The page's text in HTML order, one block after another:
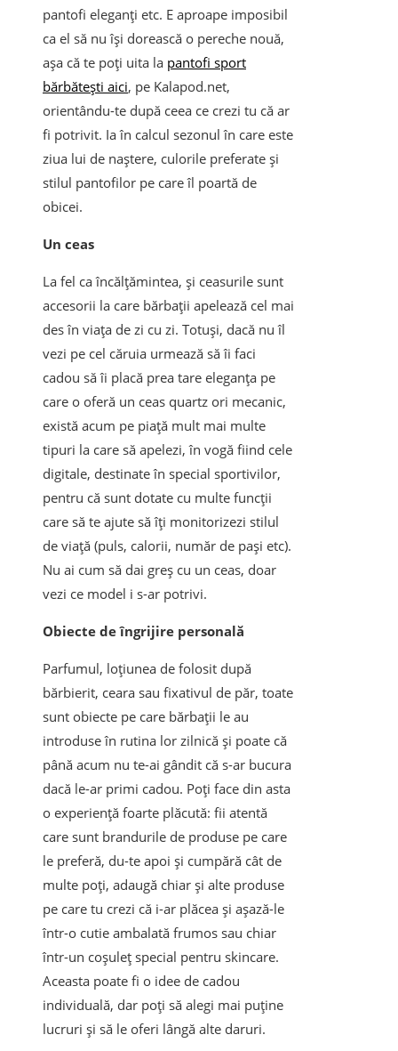
pantofi eleganți etc. E aproape imposibil
ca el să nu își dorească o pereche nouă,
așa că te poți uita la pantofi sport
bărbătești aici, pe Kalapod.net,
orientându-te după ceea ce crezi tu că ar
fi potrivit. Ia în calcul sezonul în care este
ziua lui de naștere, culorile preferate și
stilul pantofilor pe care îl poartă de
obicei.
Un ceas
La fel ca încălțămintea, și ceasurile sunt
accesorii la care bărbații apelează cel mai
des în viața de zi cu zi. Totuși, dacă nu îl
vezi pe cel căruia urmează să îi faci
cadou să îi placă prea tare eleganța pe
care o oferă un ceas quartz ori mecanic,
există acum pe piață mult mai multe
tipuri la care să apelezi, în vogă fiind cele
digitale, destinate în special sportivilor,
pentru că sunt dotate cu multe funcții
care să te ajute să îți monitorizezi stilul
de viață (puls, calorii, număr de pași etc).
Nu ai cum să dai greș cu un ceas, doar
vezi ce model i s-ar potrivi.
Obiecte de îngrijire personală
Parfumul, loțiunea de folosit după
bărbierit, ceara sau fixativul de păr, toate
sunt obiecte pe care bărbații le au
introduse în rutina lor zilnică și poate că
până acum nu te-ai gândit că s-ar bucura
dacă le-ar primi cadou. Poți face din asta
o experiență foarte plăcută: fii atentă
care sunt brandurile de produse pe care
le preferă, du-te apoi și cumpără cât de
multe poți, adaugă chiar și alte produse
pe care tu crezi că i-ar plăcea și așază-le
într-o cutie ambalată frumos sau chiar
într-un coșuleț special pentru skincare.
Aceasta poate fi o idee de cadou
individuală, dar poți să alegi mai puține
lucruri și să le oferi lângă alte daruri.